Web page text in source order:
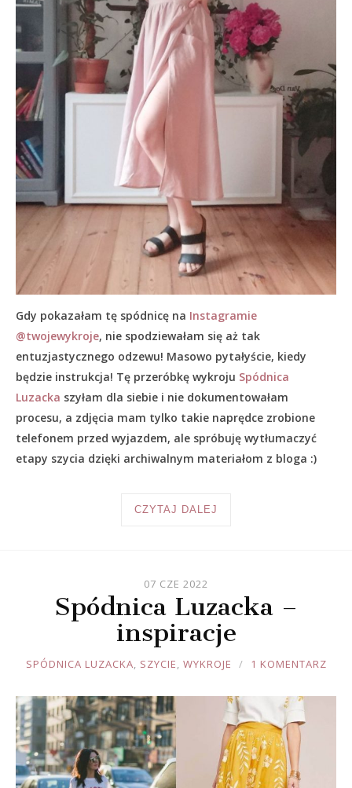
Gdy pokazałam tę spódnicę na Instagramie
@twojewykroje, nie spodziewałam się aż tak
entuzjastycznego odzewu! Masowo pytałyście, kiedy
będzie instrukcja! Tę przeróbkę wykroju Spódnica
Luzacka szyłam dla siebie i nie dokumentowałam
procesu, a zdjęcia mam tylko takie naprędce zrobione
telefonem przed wyjazdem, ale spróbuję wytłumaczyć
etapy szycia dzięki archiwalnym materiałom z bloga :)
CZYTAJ DALEJ
07 CZE 2022
Spódnica Luzacka –
inspiracje
JOULE
SPÓDNICA LUZACKA, SZYCIE, WYKROJE 1 KOMENTARZ